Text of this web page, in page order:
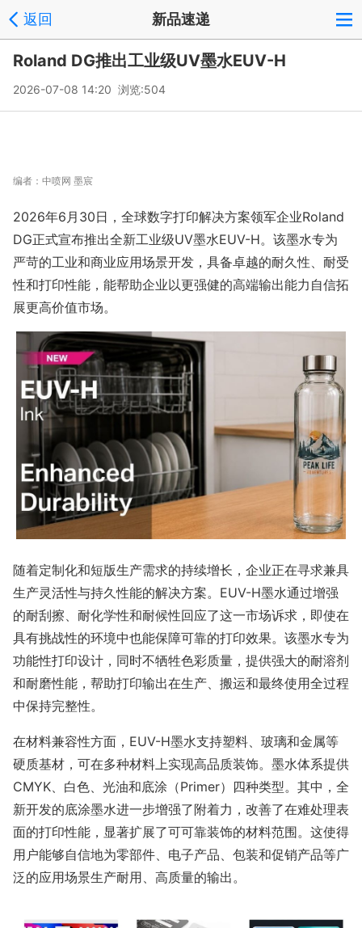
返回 新品速递
Roland DG推出工业级UV墨水EUV-H
2026-07-08 14:20 浏览:504
编者： 中喷网 墨宸
2026年6月30日，全球数字打印解决方案领军企业Roland
DG正式宣布推出全新工业级UV墨水EUV-H。该墨水专为
严苛的工业和商业应用场景开发，具备卓越的耐久性、耐受
性和打印性能，能帮助企业以更强健的高端输出能力自信拓
展更高价值市场。
随着定制化和短版生产需求的持续增长，企业正在寻求兼具
生产灵活性与持久性能的解决方案。EUV-H墨水通过增强
的耐刮擦、耐化学性和耐候性回应了这一市场诉求，即使在
具有挑战性的环境中也能保障可靠的打印效果。该墨水专为
功能性打印设计，同时不牺牲色彩质量，提供强大的耐溶剂
和耐磨性能，帮助打印输出在生产、搬运和最终使用全过程
中保持完整性。
在材料兼容性方面，EUV-H墨水支持塑料、玻璃和金属等
硬质基材，可在多种材料上实现高品质装饰。墨水体系提供
CMYK、白色、光油和底涂（Primer）四种类型。其中，全
新开发的底涂墨水进一步增强了附着力，改善了在难处理表
面的打印性能，显著扩展了可可靠装饰的材料范围。这使得
用户能够自信地为零部件、电子产品、包装和促销产品等广
泛的应用场景生产耐用、高质量的输出。